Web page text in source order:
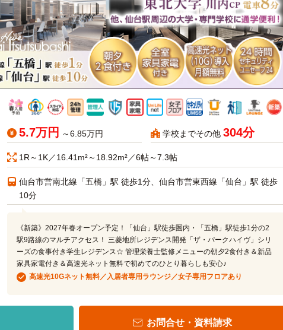
5.7万円 ～6.85万円 学校までその他 304分
1R～1K／16.41m²～18.92m²／6帖～7.3帖
仙台市営南北線「五橋」駅 徒歩1分、仙台市営東西線「仙台」駅 徒歩
10分
《新築》2027年春オープン予定！「仙台」駅徒歩圏内・「五橋」駅徒歩1分の2
駅9路線のマルチアクセス！ 三菱地所レジデンス開発「ザ・パークハイヴ」シリ
ーズの食事付き学生レジデンス☆ 管理栄養士監修メニューの朝夕2食付き＆新品
家具家電付き＆高速光ネット無料で初めてのひとり暮らしも安心♪
高速光10Gネット無料／入居者専用ラウンジ／女子専用フロアあり
お問合せ・資料請求